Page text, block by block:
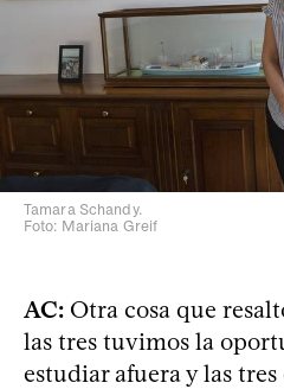
Tamara Schandy.
Foto: Mariana Greif
AC: Otra cosa que
las tres tuvimos la
estudiar afuera y las